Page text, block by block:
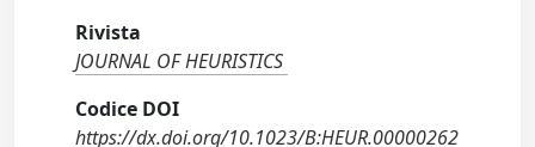
Rivista
JOURNAL OF HEURISTICS
Codice DOI
https://dx.doi.org/10.1023/B:HEUR.00000262